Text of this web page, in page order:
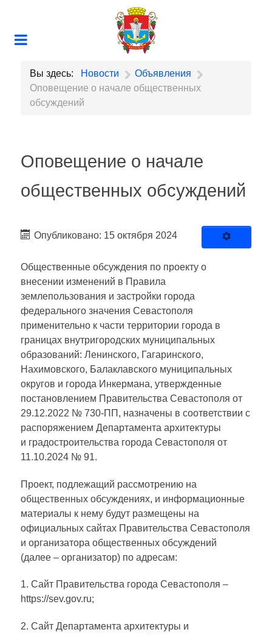
Вы здесь: Новости
Объявления
Оповещение о начале общественных
обсуждений
Оповещение о начале
общественных обсуждений
Опубликовано: 15 октября 2024
Общественные обсуждения по проекту о
внесении изменений в Правила
землепользования и застройки города
федерального значения Севастополя
применительно к части территории города в
границах внутригородских муниципальных
образований: Ленинского, Гагаринского,
Нахимовского, Балаклавского муниципальных
округов и города Инкермана, утвержденные
постановлением Правительства Севастополя от
29.12.2022 № 730-ПП, назначены в соответствии с
распоряжением Департамента архитектуры
и градостроительства города Севастополя от
11.10.2024 № 91.
Проект, подлежащий рассмотрению на
общественных обсуждениях, и информационные
материалы к нему будут размещены на
официальных сайтах Правительства Севастополя
и организатора общественных обсуждений
(далее – организатор) по адресам:
1. Сайт Правительства города Севастополя –
https://sev.gov.ru;
2. Сайт Департамента архитектуры и